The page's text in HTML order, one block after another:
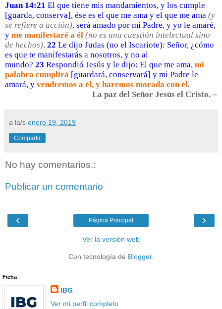
Juan 14:21 El que tiene mis mandamientos, y los cumple
[guarda, conserva], ése es el que me ama y el que me ama (y
se refiere a acción), será amado por mi Padre, y yo le amaré,
y me manifestaré a él (no es una cuestión intelectual sino
de hechos). 22 Le dijo Judas (no el Iscariote): Señor, ¿cómo
es que te manifestarás a nosotros, y no al
mundo? 23 Respondió Jesús y le dijo: El que me ama, mi
palabra cumplirá [guardará, conservará] y mi Padre le
amará, y vendremos a él, y haremos morada con él.
La paz del Señor Jesús el Cristo. –
a la/s enero 19, 2019
Compartir
No hay comentarios.:
Publicar un comentario
‹ ›
Página Principal
Ver la versión web
Con tecnología de Blogger.
Ficha
IBG
Ver mi perfil completo